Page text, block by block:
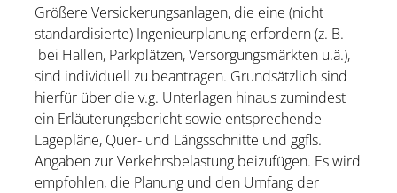
Größere Versickerungsanlagen, die eine (nicht
standardisierte) Ingenieurplanung erfordern (z. B.
bei Hallen, Parkplätzen, Versorgungsmärkten u.ä.),
sind individuell zu beantragen. Grundsätzlich sind
hierfür über die v.g. Unterlagen hinaus zumindest
ein Erläuterungsbericht sowie entsprechende
Lagepläne, Quer- und Längsschnitte und ggfls.
Angaben zur Verkehrsbelastung beizufügen. Es wird
empfohlen, die Planung und den Umfang der